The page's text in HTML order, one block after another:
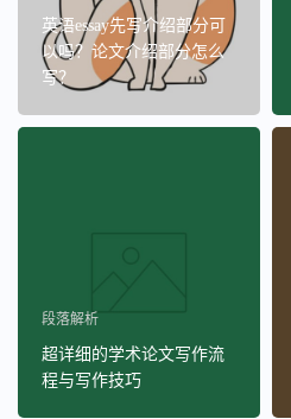
英语essay先写介绍部分可
以吗？论文介绍部分怎么
写？
段落解析
超详细的学术论文写作流
程与写作技巧